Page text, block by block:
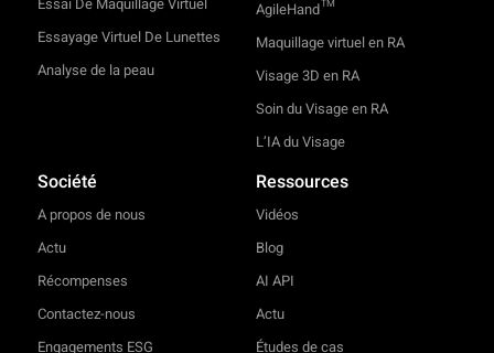
Essai De Maquillage Virtuel
Essayage Virtuel De Lunettes
Analyse de la peau
AgileHandTM
Maquillage virtuel en RA
Visage 3D en RA
Soin du Visage en RA
L’IA du Visage
Société
A propos de nous
Actu
Récompenses
Contactez-nous
Engagements ESG
Ressources
Vidéos
Blog
AI API
Actu
Études de cas